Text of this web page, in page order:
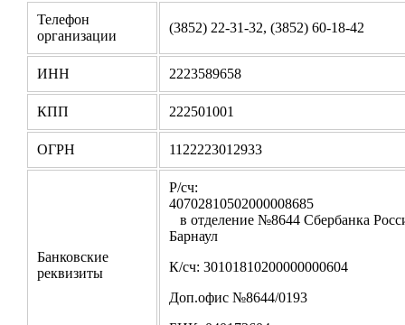
Телефон
организации
(3852) 22-31-32, (3852) 60-18-42
ИНН 2223589658
КПП 222501001
ОГРН 1122223012933
Банковские
реквизиты
Р/сч:
в отделение №8644 Сбербанка
Барнаул
К/сч: 30101810200000000604
Доп.офис №8644/0193